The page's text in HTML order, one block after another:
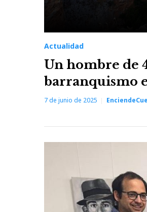
Actualidad
Un hombre de
barranquismo
7 de junio de 2025